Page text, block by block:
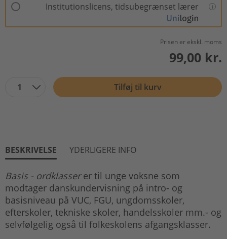
Institutionslicens, tidsubegrænset lærer
Prisen er ekskl. moms
99,00 kr.
1 Tilføj til kurv
BESKRIVELSE YDERLIGERE INFO
Basis - ordklasserer til unge voksne som
modtager danskundervisning på intro- og
basisniveau på VUC, FGU, ungdomsskoler,
efterskoler, tekniske skoler, handelsskoler mm.- og
selvfølgelig også til folkeskolens afgangsklasser.